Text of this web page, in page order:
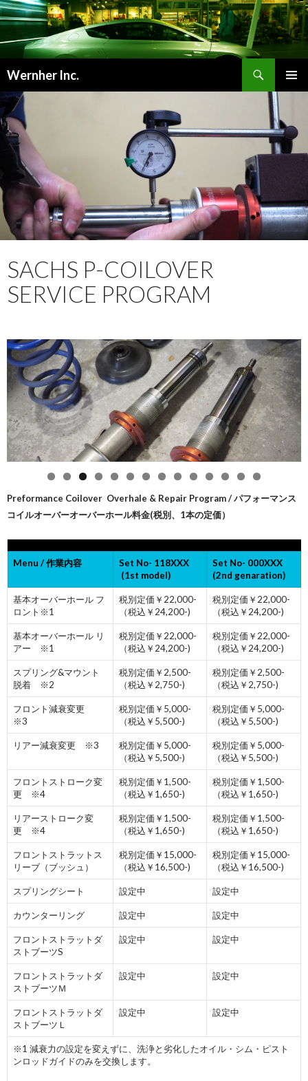
Wernher Inc.
索
メインメ
ン
テ
ン
ツ
キ
ッ
SACHS P-COILOVER
SERVICE PROGRAM
Preformance Coilover Overhale & Repair Program / パフォーマンス
コイルオーバーオーバーホール料金(税別、1本の定価）
Menu / 作業内容
Set No- 118XXX
(1st model)
Set No- 000XXX
(2nd genaration)
基本オーバーホール フ
ロント※1
税別定価￥22,000-
（税込￥24,200-)
税別定価￥22,000-
（税込￥24,200-)
基本オーバーホール リ
アー ※1
税別定価￥22,000-
（税込￥24,200-)
税別定価￥22,000-
（税込￥24,200-)
スプリング&マウント
脱着 ※2
税別定価￥2,500-
（税込￥2,750-)
税別定価￥2,500-
（税込￥2,750-)
フロント減衰変更
※3
税別定価￥5,000-
（税込￥5,500-)
税別定価￥5,000-
（税込￥5,500-)
リアー減衰変更 ※3
税別定価￥5,000-
（税込￥5,500-)
税別定価￥5,000-
（税込￥5,500-)
フロントストローク変
更 ※4
税別定価￥1,500-
（税込￥1,650-)
税別定価￥1,500-
（税込￥1,650-)
リアーストローク変
更 ※4
税別定価￥1,500-
（税込￥1,650-)
税別定価￥1,500-
（税込￥1,650-)
フロントストラットス
リーブ（ブッシュ）
税別定価￥15,000-
（税込￥16,500-)
税別定価￥ 15,000-
（税込￥16,500-)
スプリングシート 設定中 設定中
カウンターリング 設定中 設定中
フロントストラットダ
ストブーツS
設定中 設定中
フロントストラットダ
ストブーツＭ
設定中 設定中
フロントストラットダ
ストブーツＬ
設定中 設定中
※1 減衰力の設定を変えずに、洗浄と劣化したオイル・シム・ピスト
ンロッドガイドのみを交換します。